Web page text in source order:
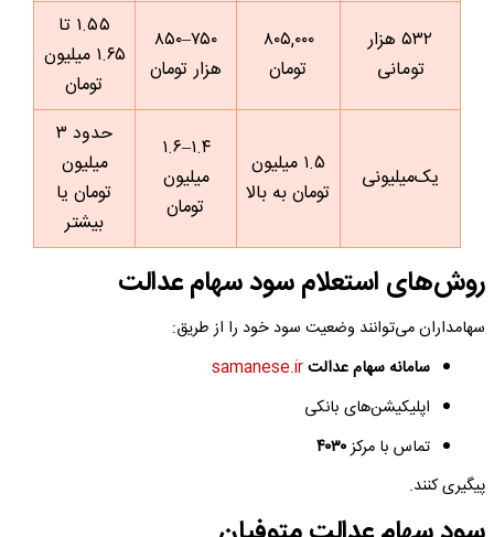
۵۳۲ هزار
تومانی
۸۰۵,۰۰۰
تومان
۷۵۰–۸۵۰
هزار تومان
۱.۵۵ تا
۱.۶۵ میلیون
تومان
یک‌میلیونی
۱.۵ میلیون
تومان به بالا
۱.۴–۱.۶
میلیون
تومان
حدود ۳
میلیون
تومان یا
بیشتر
روش‌های استعلام سود سهام عدالت
سهامداران می‌توانند وضعیت سود خود را از طریق:
سامانه سهام عدالتsamanese.ir
اپلیکیشن‌های بانکی
تماس با مرکز۴۰۳۰
پیگیری کنند.